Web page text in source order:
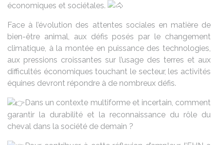
économiques et sociétales.
Face à l’évolution des attentes sociales en matière de
bien-être animal, aux défis posés par le changement
climatique, à la montée en puissance des technologies,
aux pressions croissantes sur l’usage des terres et aux
difficultés économiques touchant le secteur, les activités
équines devront répondre à de nombreux défis.
Dans un contexte multiforme et incertain, comment
garantir la durabilité et la reconnaissance du rôle du
cheval dans la société de demain ?